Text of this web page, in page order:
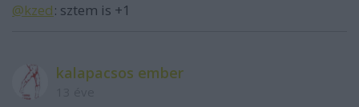
@kzed: sztem is +1
kalapacsos ember